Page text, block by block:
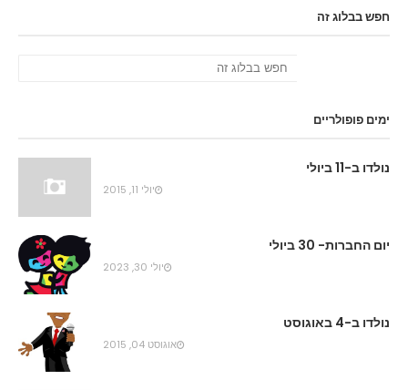
חפש בבלוג זה
ימים פופולריים
נולדו ב-11 ביולי
יולי 11, 2015
יום החברות- 30 ביולי
יולי 30, 2023
נולדו ב-4 באוגוסט
אוגוסט 04, 2015